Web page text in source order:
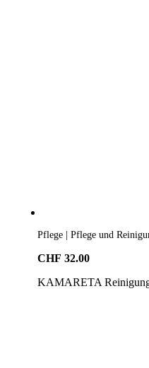
Pflege | Pflege und
CHF 32.00
KAMARETA